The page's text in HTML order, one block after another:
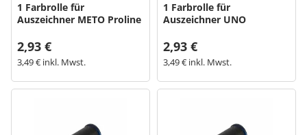
1 Farbrolle für
Auszeichner METO Proline
2,93 €
3,49 € inkl. Mwst.
1 Farbrolle für
Auszeichner UNO
2,93 €
3,49 € inkl. Mwst.